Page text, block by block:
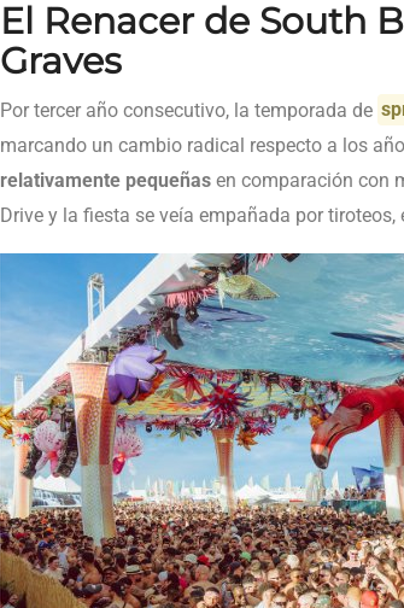
El Renacer de South
Graves
Por tercer año consecutivo, la temporada de
marcando un cambio radical respecto a los
relativamente pequeñas en comparación con
Drive y la fiesta se veía empañada por